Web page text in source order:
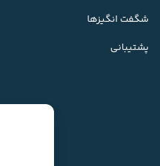
شگفت انگیزها
پشتیبانی